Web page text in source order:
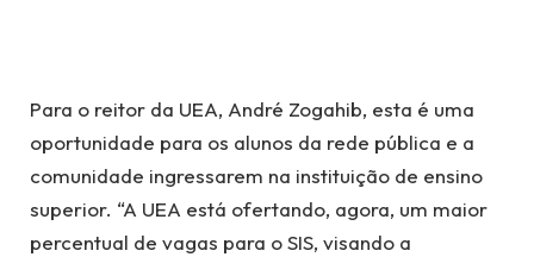
Para o reitor da UEA, André Zogahib, esta é uma
oportunidade para os alunos da rede pública e a
comunidade ingressarem na instituição de ensino
superior. “A UEA está ofertando, agora, um maior
percentual de vagas para o SIS, visando a